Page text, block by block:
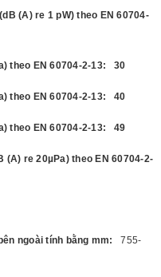
(A) re 1 pW) theo EN 60704-
theo EN 60704-2-13: 30
theo EN 60704-2-13: 40
theo EN 60704-2-13: 49
re 20µPa) theo EN 60704-2-
ngoài tính bằng mm:755-